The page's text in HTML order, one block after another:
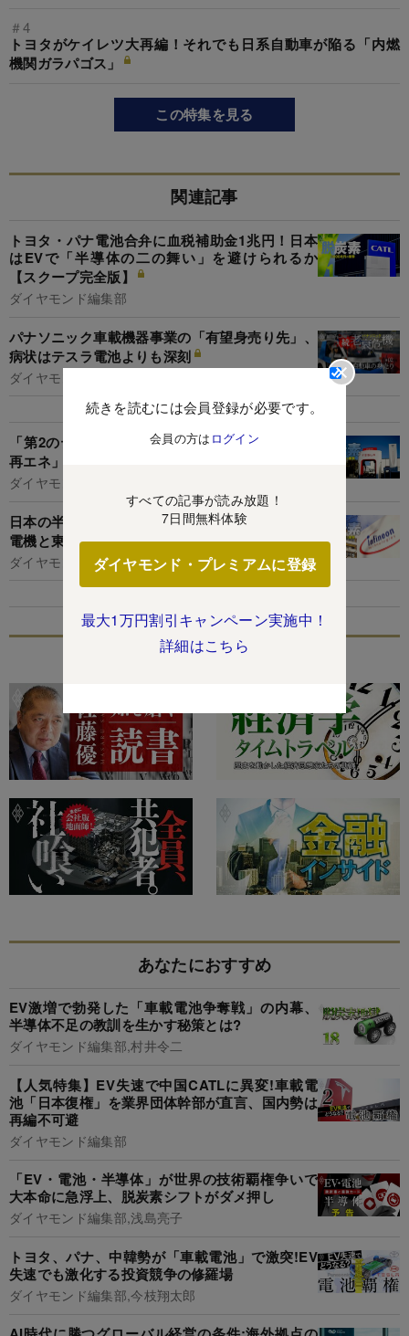
続きを読むには会員登録が必要です。
会員の方は ログイン
すべての記事が読み放題！
7日間無料体験
ダイヤモンド・プレミアムに登録
最大1万円割引キャンペーン実施中！
詳細はこちら
＃4
トヨタがケイレツ大再編！それでも日系自動車が陥る「内燃
機関ガラパゴス」
この特集を見る
関連記事
トヨタ・パナ電池合弁に血税補助金1兆円！日本
はEVで「半導体の二の舞い」を避けられるか
【スクープ完全版】
ダイヤモンド編集部
パナソニック車載機器事業の「有望身売り先」、
病状はテスラ電池よりも深刻
ダイヤモンド編集部,浅島亮子
「第2のテスラ」が米新興市場で大暴れ！「EV×
再エネ」ベンチャー10社の実力値
ダイヤモンド編集部,山本 輝
日本の半導体「最後の砦」、パワー半導体で三菱
電機と東芝が巨額投資へ急加速
ダイヤモンド編集部,新井美江子
特集
あなたにおすすめ
EV激増で勃発した「車載電池争奪戦」の内幕、
半導体不足の教訓を生かす秘策とは?
ダイヤモンド編集部,村井令二
【人気特集】EV失速で中国CATLに異変!車載電
池「日本復権」を業界団体幹部が直言、国内勢は
再編不可避
ダイヤモンド編集部
「EV・電池・半導体」が世界の技術覇権争いで
大本命に急浮上、脱炭素シフトがダメ押し
ダイヤモンド編集部,浅島亮子
トヨタ、パナ、中韓勢が「車載電池」で激突!EV
失速でも激化する投資競争の修羅場
ダイヤモンド編集部,今枝翔太郎